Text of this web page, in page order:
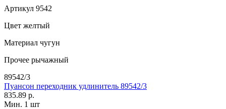
Артикул 9542
Цвет желтый
Материал чугун
Прочее рычажный
89542/3
Пуансон переходник удлинитель 89542/3
835.89 р.
Мин. 1 шт